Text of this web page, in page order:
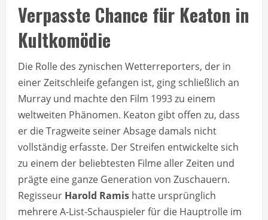
Verpasste Chance für Keaton in
Kultkomödie
Die Rolle des zynischen Wetterreporters, der in
einer Zeitschleife gefangen ist, ging schließlich an
Murray und machte den Film 1993 zu einem
weltweiten Phänomen. Keaton gibt offen zu, dass
er die Tragweite seiner Absage damals nicht
vollständig erfasste. Der Streifen entwickelte sich
zu einem der beliebtesten Filme aller Zeiten und
prägte eine ganze Generation von Zuschauern.
Regisseur Harold Ramis hatte ursprünglich
mehrere A-List-Schauspieler für die Hauptrolle im